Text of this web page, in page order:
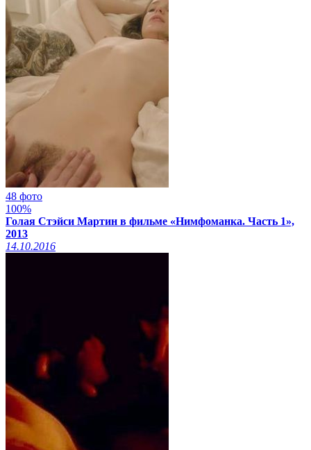
48 фото
100%
Голая Стэйси Мартин в фильме «Нимфоманка. Часть 1»,
2013
14.10.2016